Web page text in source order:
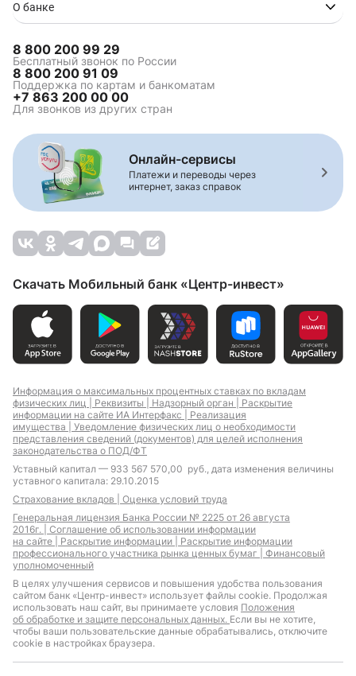
О банке
8 800 200 99 29
Бесплатный звонок по России
8 800 200 91 09
Поддержка по картам и банкоматам
+7 863 200 00 00
Для звонков из других стран
Онлайн-сервисы
Платежи и переводы через
интернет, заказ справок
Скачать Мобильный банк «Центр-инвест»
Информация о максимальных процентных ставках по вкладам
физических лиц | Реквизиты | Надзорный орган | Раскрытие
информации на сайте ИА Интерфакс | Реализация
имущества | Уведомление физических лиц о необходимости
представления сведений (документов) для целей исполнения
законодательства о ПОД/ФТ
Уставный капитал — 933 567 570,00 руб., дата изменения величины
уставного капитала: 29.10.2015
Страхование вкладов | Оценка условий труда
Генеральная лицензия Банка России № 2225 от 26 августа
2016г. | Соглашение об использовании информации
на сайте | Раскрытие информации | Раскрытие информации
профессионального участника рынка ценных бумаг | Финансовый
уполномоченный
В целях улучшения сервисов и повышения удобства пользования
сайтом банк «Центр-инвест» использует файлы cookie. Продолжая
использовать наш сайт, вы принимаете условия Положения
об обработке и защите персональных данных. Если вы не хотите,
чтобы ваши пользовательские данные обрабатывались, отключите
cookie в настройках браузера.